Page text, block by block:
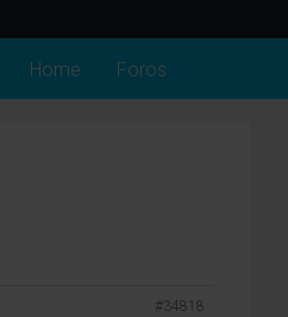
Home Foros
#34818